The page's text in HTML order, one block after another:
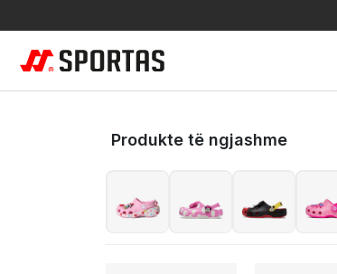
Produkte të ngjashme